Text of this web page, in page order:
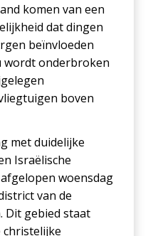
komen van een
dat dingen
beïnvloeden
wordt onderbroken
boven
met duidelijke
Israëlische
woensdag
van de
Dit gebied staat
christelijke